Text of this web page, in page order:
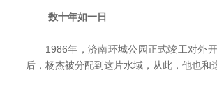
数十年如一日
1986年，济南环城公园正式竣工对外开
后，杨杰被分配到这片水域，从此，他也和